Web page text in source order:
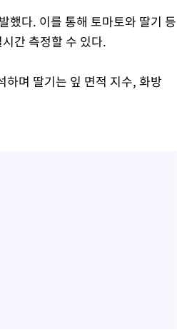
했다. 이를 통해 토마토와 딸기 등
간 측정할 수 있다.
며 딸기는 잎 면적 지수, 화방